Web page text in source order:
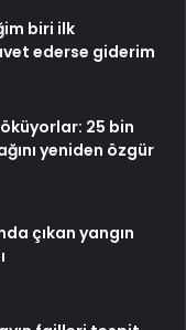
biri ilk
ederse giderim
25 bin
yeniden özgür
çıkan yangın